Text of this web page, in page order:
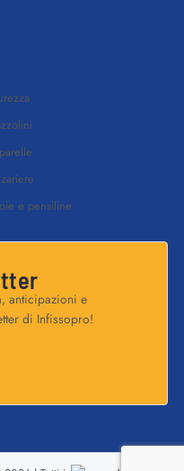
e pensiline
anticipazioni e
di Infissopro!